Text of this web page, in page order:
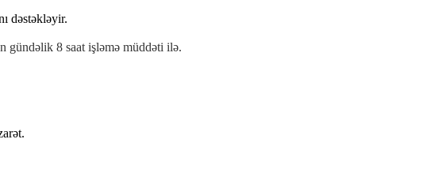
dəstəkləyir.
gündəlik 8 saat işləmə müddəti ilə.